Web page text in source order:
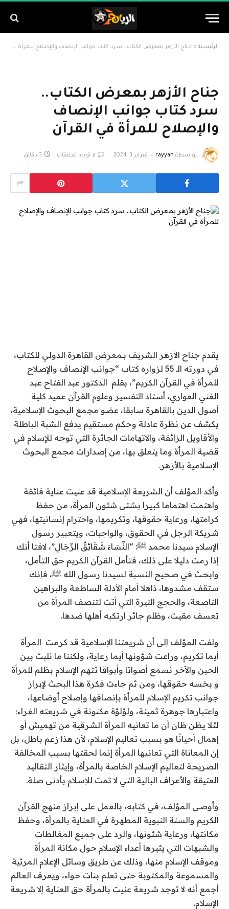
الرئيسية » جناح الأزهر بمعرض الكتاب.. سرد كتاب جوانب الإنصاف والإصلاح للمرأة في القرآن
جناح الأزهر بمعرض الكتاب..
سرد كتاب جوانب الإنصاف
والإصلاح للمرأة في القرآن
بواسطة rayyan فبراير 3, 2024 لا توجد تعليقات 3 دقائق
يقدم جناح الأزهر الشريف بـمعرِض القاهرة الدولي للكتاب،
في دورته الـ 55 لزواره كتاب “جوانب الإنصاف والإصلاح
للمرأة في القرآن الكريم”، بقلم الدكتور عبد الفتاح عبد
الغني العواري، أستاذ التفسير وعلوم القرآن عميد كلية
أصول الدين بالقاهرة سابقا، عضو مجمع البحوث الإسلامية،
يكشف عن نظرة عادلة وحكم مستقيم يدفع الشبة الباطلة
والأقاويل الزائفة، والاتهامات الجائرة التي توجه للإسلام في
قضية المرأة وما يتعلق بها، من إصدارات مجمع البحوث
الإسلامية بالأزهر.
وأكد المؤلف أن الشريعة الإسلامية قد عنيت عناية فائقة
واهتمت اهتماما كبيرا بشتى شئون المرأة، من حفظ
كرامتها، ورعاية حقوقها، وتكريمها، واحترام إنسانيتها، فهي
شريكة الرجل في الحقوق، والواجبات، ويتعبير رسول
الإسلام سيدنا محمد ﷺ: “النِّسَاءَ شَقَائِقُ الرِّجَالِ”، لافتا أنك
إذا رمت دليلا على ذلك، فتأمل القرآن الكريم حق التأمل،
وابحث في صحيح النسبة لسيدنا رسول الله ﷺ، فإنك
ستقف مشدوها، ذاهلا أمام الأدلة الساطعة والبراهين
الناصعة، والحجج النيرة التي أتت لتنصف المرأة من
تعسف مقيت، وظلم جائر ارتكبه أهلها ضدها.
ولفت المؤلف إلى أن شريعتنا الإسلامية قد كرمت المرأة
أيما تكريم، وراعت شؤونها أيما رعاية، ولكننا ما نلبث بين
الحين والآخر نسمع أصواتا وأبواقا تتهم الإسلام بظلم للمرأة
و بخسه حقوقها، ومن ثم جاءت فكرة هذا البحث لإبراز
جوانب تكريم الإسلام للمرأة بإنصافها وإصلاح أوضاعها،
واعتبارها جوهرة ثمينة، ولؤلؤة مكنونة في شريعته الغراء؛
لئلا يظن ظان أن ما تعانيه المرأة الشرقية من تهميش أو
إهمال أحيانًا هو بسبب تعاليم الإسلام، لأن هذا زعم باطل، بل
إن المعاناة التي تعانيها المرأة إنما لحقتها بسبب المخالفة
الصريحة لتعاليم الإسلام الخاصة بالمرأة، وإيثار التقاليد
العتيقة والأعراف البالية التي لا تمت للإسلام بأدنى صلة.
وأوصى المؤلف، في كتابه، بالعمل على إبراز منهج القرآن
الكريم والسنة النبوية المطهرة في العناية بالمرأة، وحفظ
مكانتها، ورعاية شئونها، والرد على جميع المغالطات
والشبهات التي يثيرها أعداء الإسلام حول مكانة المرأة
وموقف الإسلام منها، وذلك عن طريق وسائل الإعلام المرئية
والمسموعة والمكتوبة حتى تعلم بنات حواء، ويعرف العالم
أجمع أنه لا توجد شريعة عنيت بالمرأة حق العناية إلا شريعة
الإسلام.